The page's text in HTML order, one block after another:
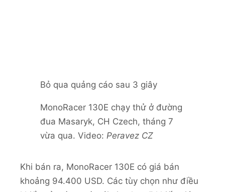
Bỏ qua quảng cáo sau 3 giây
MonoRacer 130E chạy thử ở đường
đua Masaryk, CH Czech, tháng 7
vừa qua. Video: Peravez CZ
Khi bán ra, MonoRacer 130E có giá bán
khoảng 94.400 USD. Các tùy chọn như điều